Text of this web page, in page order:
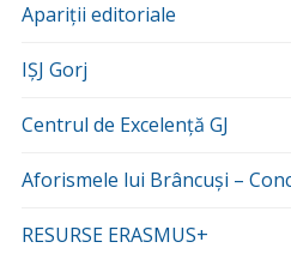
Apariții editoriale
IȘJ Gorj
Centrul de Excelență GJ
Aforismele lui Brâncuși –
RESURSE ERASMUS+